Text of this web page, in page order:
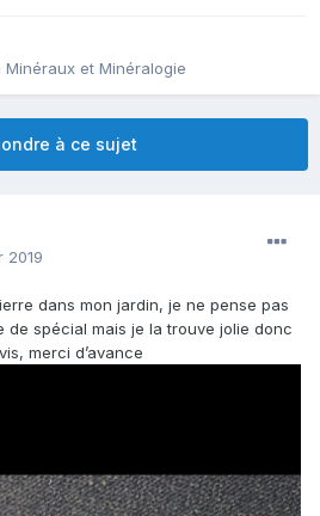
Minéraux et Minéralogie
à ce sujet
2019
dans mon jardin, je ne pense pas
de spécial mais je la trouve jolie donc
merci d’avance